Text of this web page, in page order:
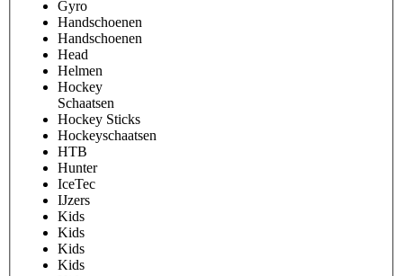
Gyro
Handschoenen
Handschoenen
Head
Helmen
Hockey
Schaatsen
Hockey Sticks
Hockeyschaatsen
HTB
Hunter
IceTec
IJzers
Kids
Kids
Kids
Kids